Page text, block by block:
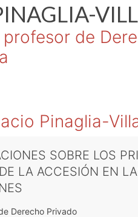
de
Pinaglia-
SOBRE LOS
LA ACCESIÓN EN
Derecho Privado